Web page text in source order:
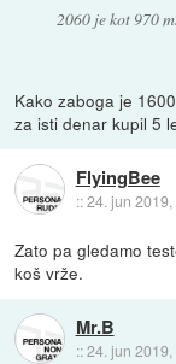
2060 je kot 970
Kako zaboga je
za isti denar kupil 5
FlyingBee
::24. jun 2019,
Zato pa gledamo
koš vrže.
Mr.B
::24. jun 2019,